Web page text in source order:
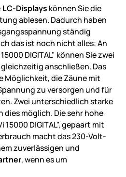
Displays können Sie die
ablesen. Dadurch haben
ständig
das ist noch nicht alles: An
DIGITAL" können Sie zwei
anschließen. Das
Möglichkeit, die Zäune mit
zu versorgen und für
Zwei unterschiedlich starke
dies möglich. Die sehr hohe
15000 DIGITAL", gepaart mit
macht das 230-Volt-
zuverlässigen und
, wenn es um